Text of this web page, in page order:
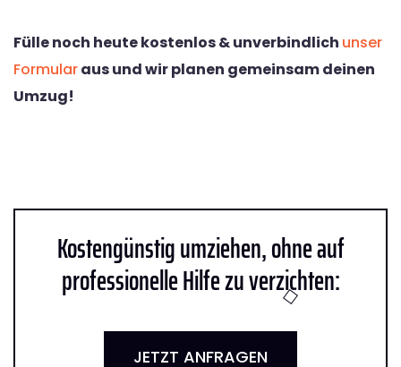
Fülle noch heute kostenlos & unverbindlich unser
Formularaus und wir planen gemeinsam deinen
Umzug!
Kostengünstig umziehen, ohne auf
professionelle Hilfe zu verzichten:
JETZT ANFRAGEN